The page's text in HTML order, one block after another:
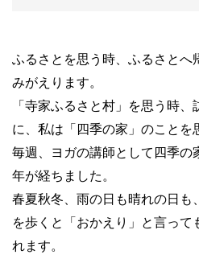
ふるさとを思う時、ふるさとへ
みがえります。
「寺家ふるさと村」を思う時
に、私は「四季の家」のことを
毎週、ヨガの講師として四季の
年が経ちました。
春夏秋冬、雨の日も晴れの日も
を歩くと「おかえり」と言って
れます。